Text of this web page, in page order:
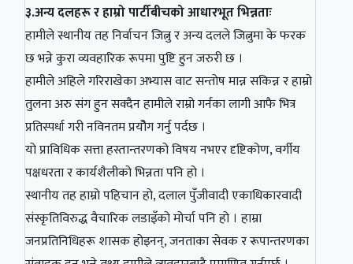
३.अन्य दलहरू र हाम्रो पार्टीबीचको आधारभूत भिन्नताः
हामीले स्थानीय तह निर्वाचन जित्नु र अन्य दलले जित्नुमा के फरक
छ भन्ने कुरा व्यवहारिक रूपमा पुष्टि हुन जरुरी छ ।
हामीले अहिले गरिराखेका अभ्यास वाट सन्तोष मान्न सकिन्न र हाम्रो
तुलना अरु संग हुन सक्दैन हामीले राम्रो गर्नका लागी आफै भित्र
प्रतिस्पर्धा गरी नविनतम प्रयौेग गर्नु पर्दछ ।
यो प्राविधिक सत्ता हस्तान्तरणको विषय नभएर दृष्टिकोण, वर्गीय
पक्षधरता र कार्यशैलीको भिन्नता पनि हो ।
स्थानीय तह हाम्रो पहिचान हो, दलाल पुँजीवादी एकाधिकारवादी
संस्कृतिविरुद्ध वैचारिक लडाइँको मोर्चा पनि हो । हाम्रा
जनप्रतिनिधिहरू शासक होइनन्, जनताका सेवक र रूपान्तरणका